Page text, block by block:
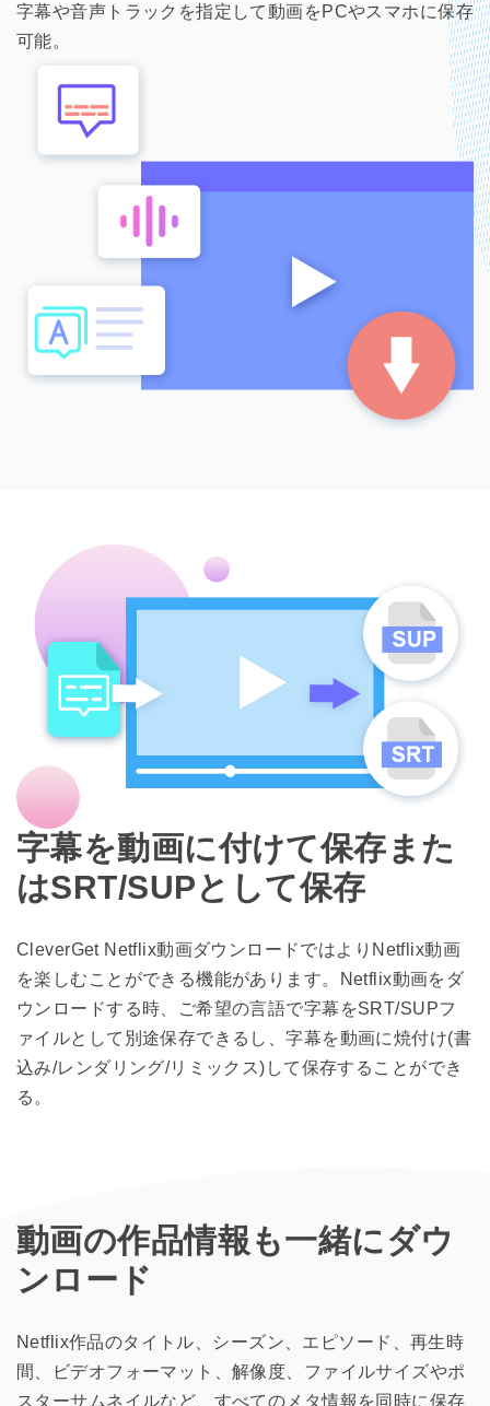
字幕や音声トラックを指定して動画をPCやスマホに保存
可能。
字幕を動画に付けて保存また
はSRT/SUPとして保存
CleverGet Netflix動画ダウンロードではよりNetflix動画
を楽しむことができる機能があります。Netflix動画をダ
ウンロードする時、ご希望の言語で字幕をSRT/SUPフ
ァイルとして別途保存できるし、字幕を動画に焼付け(書
込み/レンダリング/リミックス)して保存することができ
る。
動画の作品情報も一緒にダウ
ンロード
Netflix作品のタイトル、シーズン、エピソード、再生時
間、ビデオフォーマット、解像度、ファイルサイズやポ
スターサムネイルなど、すべてのメタ情報を同時に保存